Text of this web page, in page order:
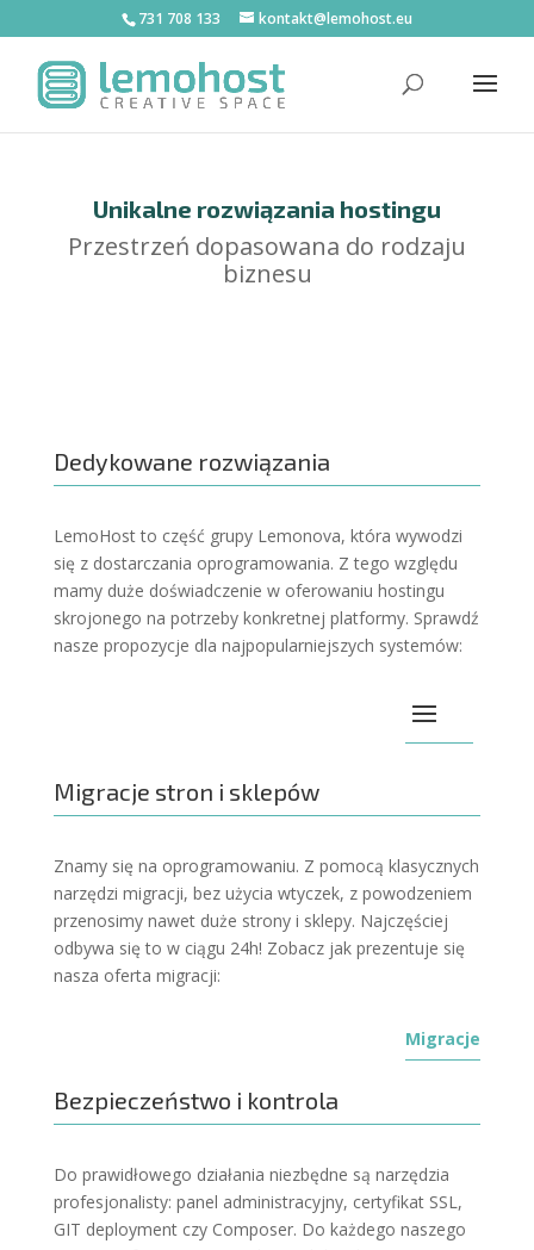
731 708 133 kontakt@lemohost.eu
Unikalne rozwiązania hostingu
Przestrzeń dopasowana do rodzaju
biznesu
Dedykowane rozwiązania
LemoHost to część grupy Lemonova, która wywodzi
się z dostarczania oprogramowania. Z tego względu
mamy duże doświadczenie w oferowaniu hostingu
skrojonego na potrzeby konkretnej platformy. Sprawdź
nasze propozycje dla najpopularniejszych systemów:
Migracje stron i sklepów
Znamy się na oprogramowaniu. Z pomocą klasycznych
narzędzi migracji, bez użycia wtyczek, z powodzeniem
przenosimy nawet duże strony i sklepy. Najczęściej
odbywa się to w ciągu 24h! Zobacz jak prezentuje się
nasza oferta migracji:
Migracje
Bezpieczeństwo i kontrola
Do prawidłowego działania niezbędne są narzędzia
profesjonalisty: panel administracyjny, certyfikat SSL,
GIT deployment czy Composer. Do każdego naszego